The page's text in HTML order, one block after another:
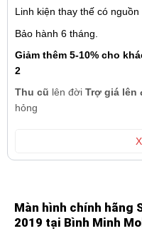
Màn hình chính hãng
2019 tại Bình Minh
Linh kiện thay thế có
Bảo hành 6 tháng.
Giảm thêm 5-10% cho
2
Thu cũ lên đờiTrợ giá lên
hỏng